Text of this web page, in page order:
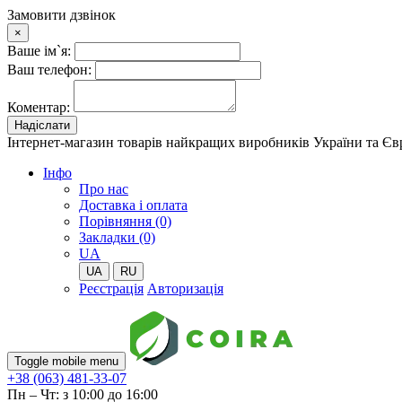
Замовити дзвінок
×
Ваше ім`я:
Ваш телефон:
Коментар:
Надіслати
Інтернет-магазин товарів найкращих виробників України та
Iнфо
Про нас
Доставка і оплата
Порівняння (0)
Закладки (0)
UA
UA RU
Реєстрація Авторизація
Toggle mobile menu
+38 (063) 481-33-07
Пн – Чт: з 10:00 до 16:00